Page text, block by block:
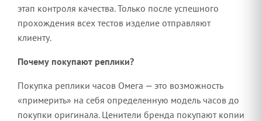
этап контроля качества. Только после успешного
прохождения всех тестов изделие отправляют
клиенту.
Почему покупают реплики?
Покупка реплики часов Омега — это возможность
«примерить» на себя определенную модель часов до
покупки оригинала. Ценители бренда покупают копии